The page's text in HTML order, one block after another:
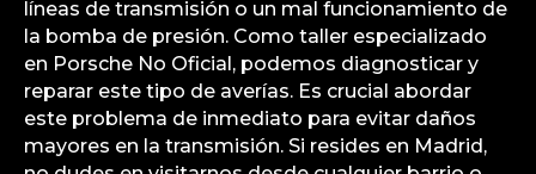
P0944 en un Porsche?
El código P0944 en un Porsche indica una pérdida
de presión en el sistema de transmisión. Este